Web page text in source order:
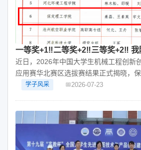
一等奖+1‼️二等奖+2‼️三等奖+2‼️
近日，2026年中国大学生机械工程创
应用赛华北赛区选拔赛结果正式揭晓，
学子风采 2026-07-23